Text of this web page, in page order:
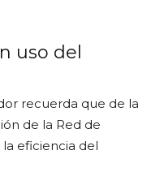
uso del
recuerda que de la
de la Red de
eficiencia del